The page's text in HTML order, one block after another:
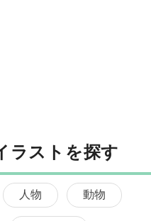
ラストを探す
人物 動物